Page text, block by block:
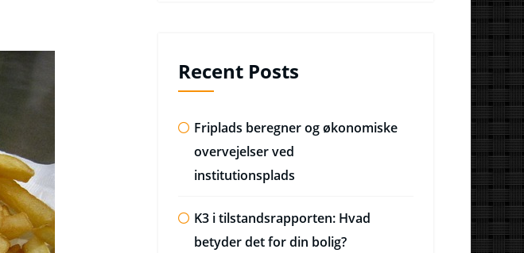
Recent Posts
Friplads beregner og økonomiske
overvejelser ved
institutionsplads
K3 i tilstandsrapporten: Hvad
betyder det for din bolig?